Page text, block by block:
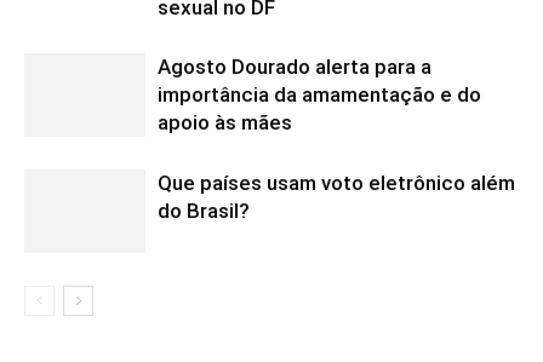
sexual no DF
Agosto Dourado alerta para a
importância da amamentação e do
apoio às mães
Que países usam voto eletrônico além
do Brasil?